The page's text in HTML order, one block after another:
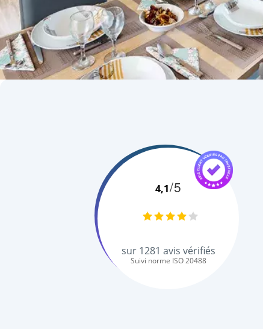
4,1/5
sur 1281 avis vérifiés
Suivi norme ISO 20488